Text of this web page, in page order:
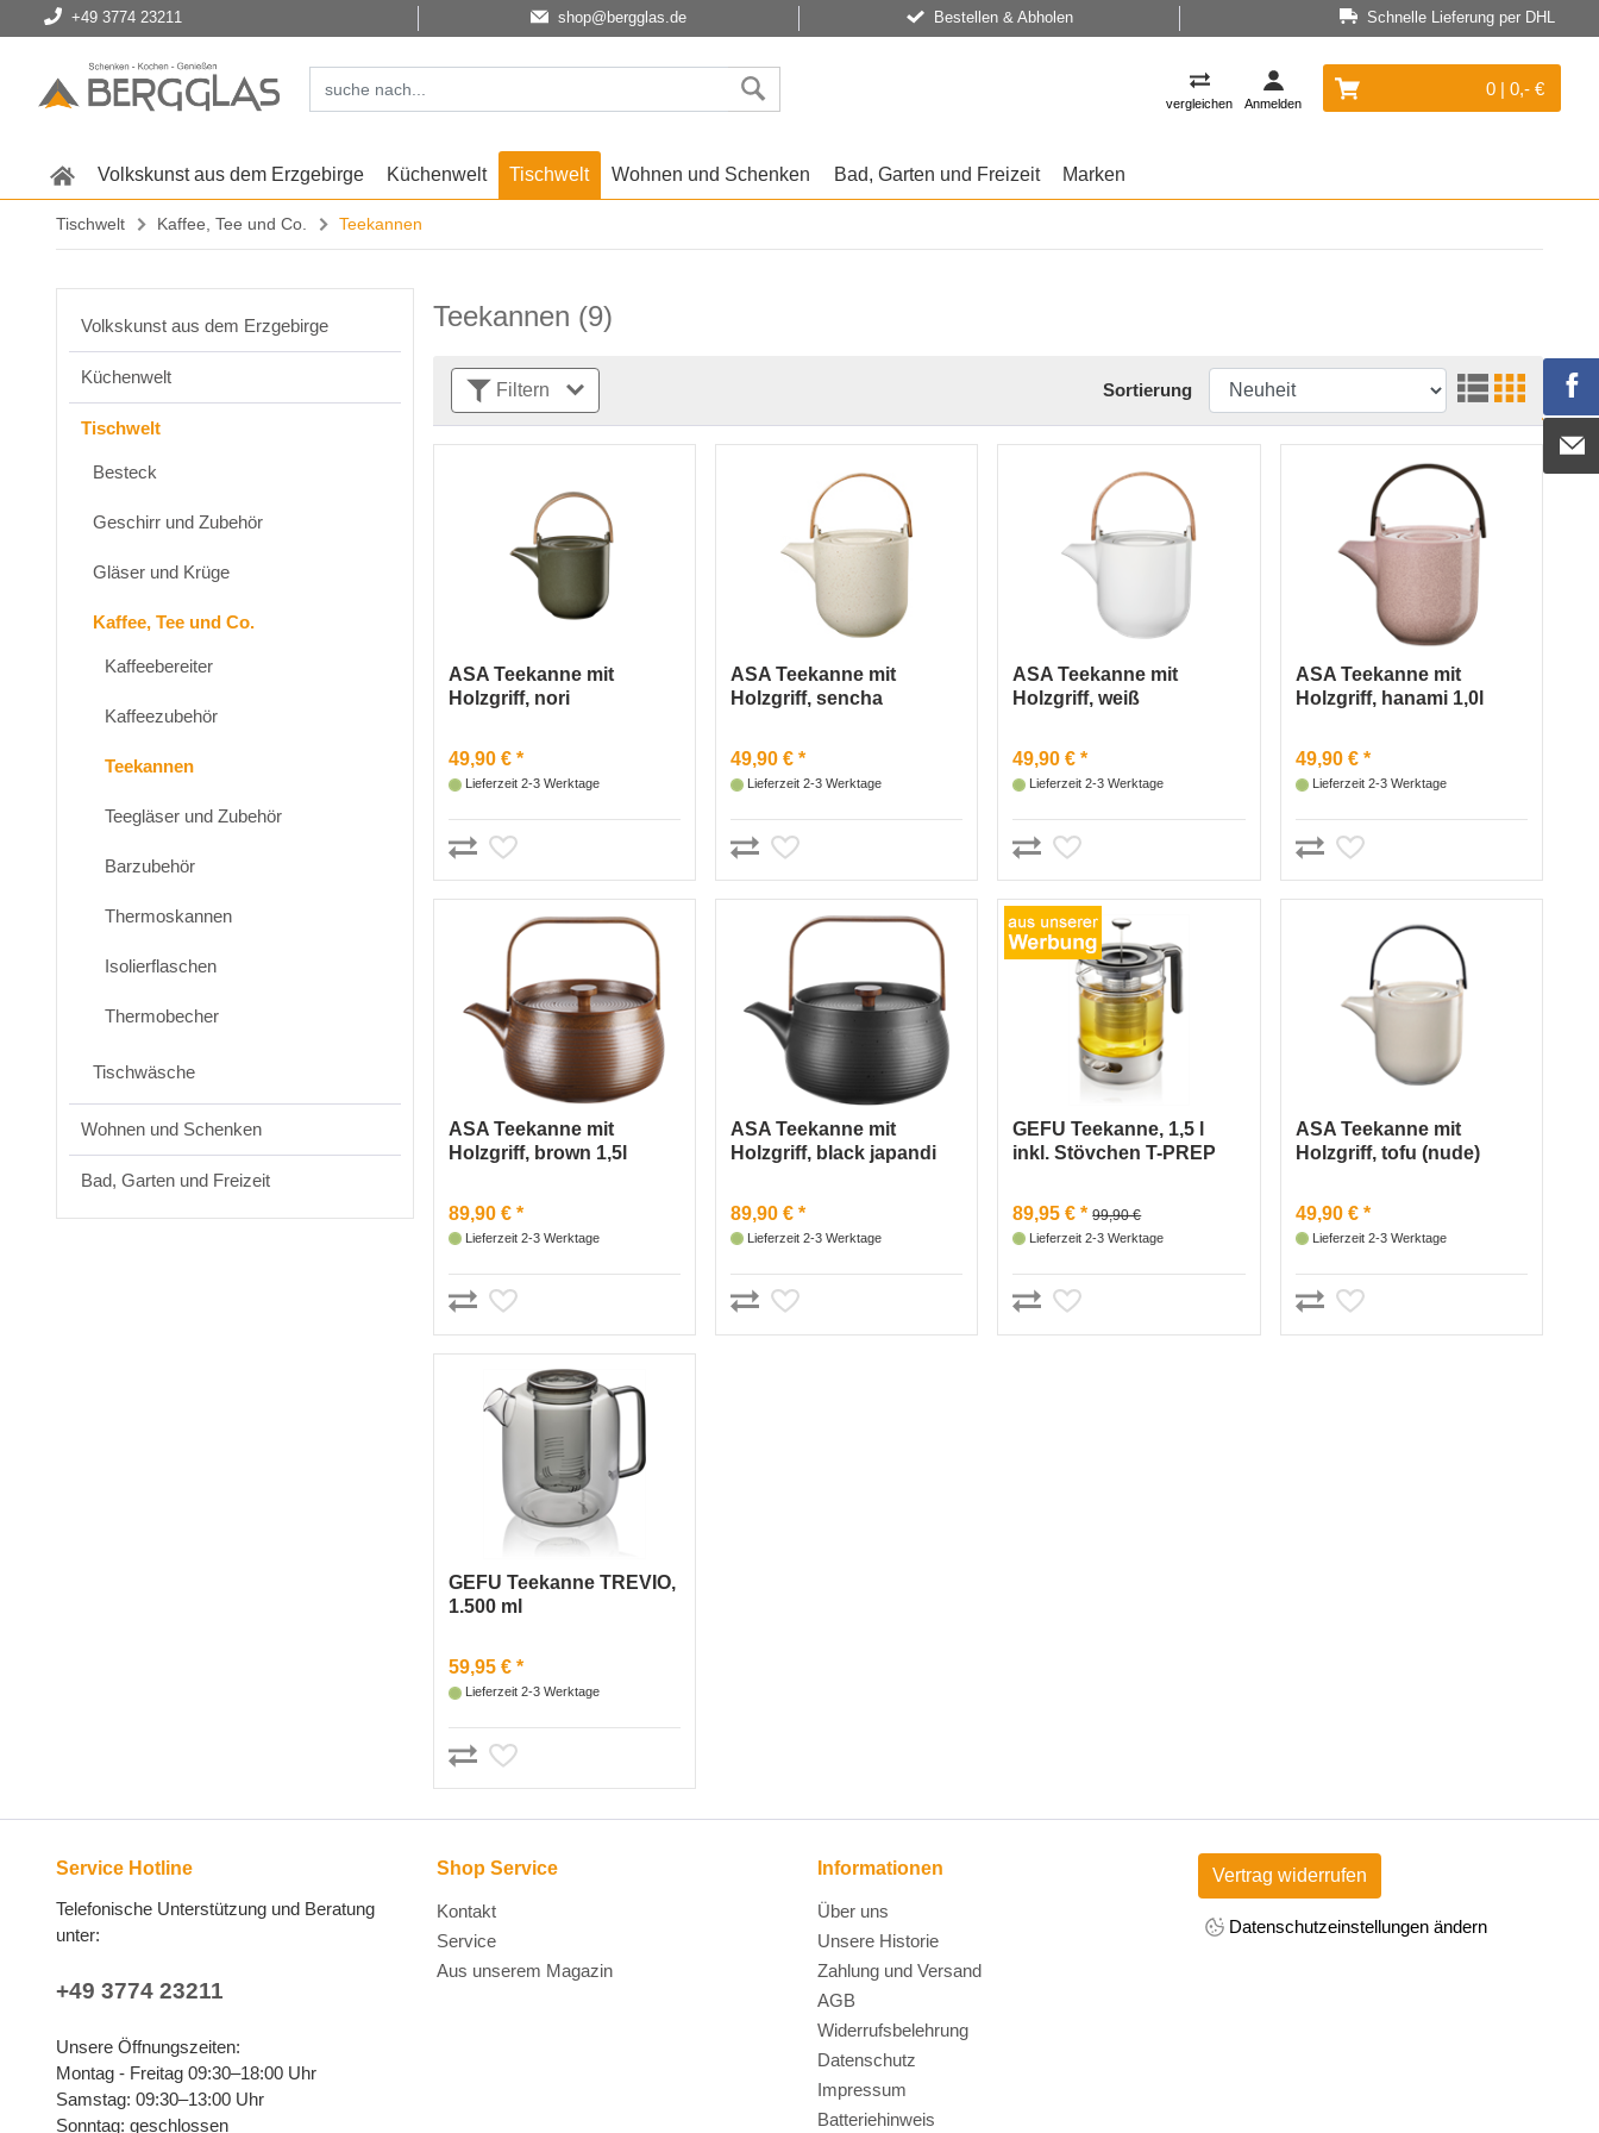
+49 3774 23211 shop@bergglas.de Bestellen & Abholen Schnelle Lieferung per DHL
vergleichen Anmelden
0 | 0,- €
Volkskunst aus dem Erzgebirge Küchenwelt Tischwelt Wohnen und Schenken Bad, Garten und Freizeit Marken
Tischwelt Kaffee, Tee und Co. Teekannen
Volkskunst aus dem Erzgebirge
Küchenwelt
Tischwelt
Besteck
Geschirr und Zubehör
Gläser und Krüge
Kaffee, Tee und Co.
Kaffeebereiter
Kaffeezubehör
Teekannen
Teegläser und Zubehör
Barzubehör
Thermoskannen
Isolierflaschen
Thermobecher
Tischwäsche
Wohnen und Schenken
Bad, Garten und Freizeit
Teekannen (9)
Filtern Sortierung
ASA Teekanne mit
Holzgriff, nori
49,90 € *
Lieferzeit 2-3 Werktage
ASA Teekanne mit
Holzgriff, sencha
49,90 € *
Lieferzeit 2-3 Werktage
ASA Teekanne mit
Holzgriff, weiß
49,90 € *
Lieferzeit 2-3 Werktage
ASA Teekanne mit
Holzgriff, hanami 1,0l
49,90 € *
Lieferzeit 2-3 Werktage
ASA Teekanne mit
Holzgriff, brown 1,5l
89,90 € *
Lieferzeit 2-3 Werktage
ASA Teekanne mit
Holzgriff, black japandi
89,90 € *
Lieferzeit 2-3 Werktage
GEFU Teekanne, 1,5 l
inkl. Stövchen T-PREP
89,95 € * 99,90 €
Lieferzeit 2-3 Werktage
ASA Teekanne mit
Holzgriff, tofu (nude)
49,90 € *
Lieferzeit 2-3 Werktage
GEFU Teekanne TREVIO,
1.500 ml
59,95 € *
Lieferzeit 2-3 Werktage
Service Hotline
Telefonische Unterstützung und Beratung
unter:
+49 3774 23211
Unsere Öffnungszeiten:
Montag - Freitag 09:30–18:00 Uhr
Samstag: 09:30–13:00 Uhr
Sonntag: geschlossen
Shop Service
Kontakt
Service
Aus unserem Magazin
Informationen
Über uns
Unsere Historie
Zahlung und Versand
AGB
Widerrufsbelehrung
Datenschutz
Impressum
Batteriehinweis
Vertrag widerrufen
Datenschutzeinstellungen ändern